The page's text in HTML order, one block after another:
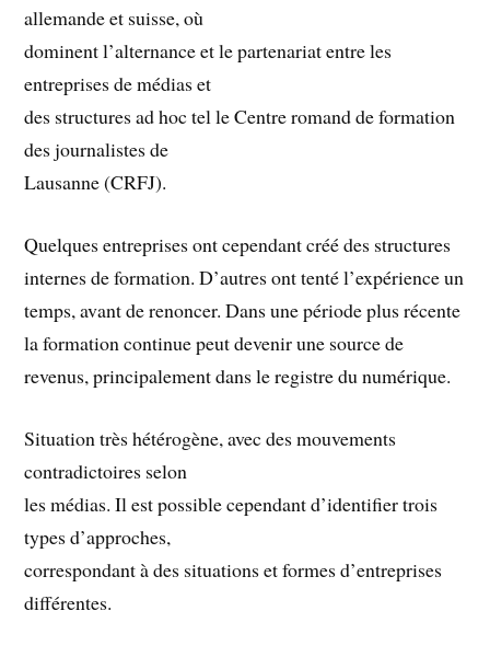
allemande et suisse, où
dominent l’alternance et le partenariat entre les
entreprises de médias et
des structures ad hoc tel le Centre romand de formation
des journalistes de
Lausanne (CRFJ).
Quelques entreprises ont cependant créé des structures
internes de formation. D’autres ont tenté l’expérience un
temps, avant de renoncer. Dans une période plus récente
la formation continue peut devenir une source de
revenus, principalement dans le registre du numérique.
Situation très hétérogène, avec des mouvements
contradictoires selon
les médias. Il est possible cependant d’identifier trois
types d’approches,
correspondant à des situations et formes d’entreprises
différentes.